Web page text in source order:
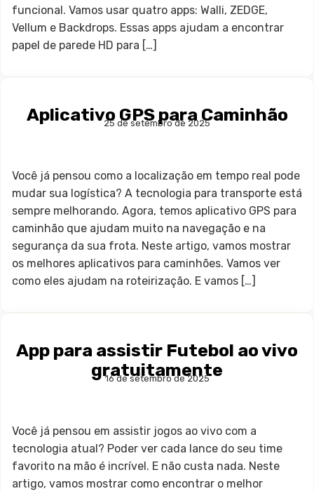
funcional. Vamos usar quatro apps: Walli, ZEDGE,
Vellum e Backdrops. Essas apps ajudam a encontrar
papel de parede HD para […]
Aplicativo GPS para Caminhão
25 de setembro de 2025
Você já pensou como a localização em tempo real pode
mudar sua logística? A tecnologia para transporte está
sempre melhorando. Agora, temos aplicativo GPS para
caminhão que ajudam muito na navegação e na
segurança da sua frota. Neste artigo, vamos mostrar
os melhores aplicativos para caminhões. Vamos ver
como eles ajudam na roteirização. E vamos […]
App para assistir Futebol ao vivo
gratuitamente
16 de setembro de 2025
Você já pensou em assistir jogos ao vivo com a
tecnologia atual? Poder ver cada lance do seu time
favorito na mão é incrível. E não custa nada. Neste
artigo, vamos mostrar como encontrar o melhor